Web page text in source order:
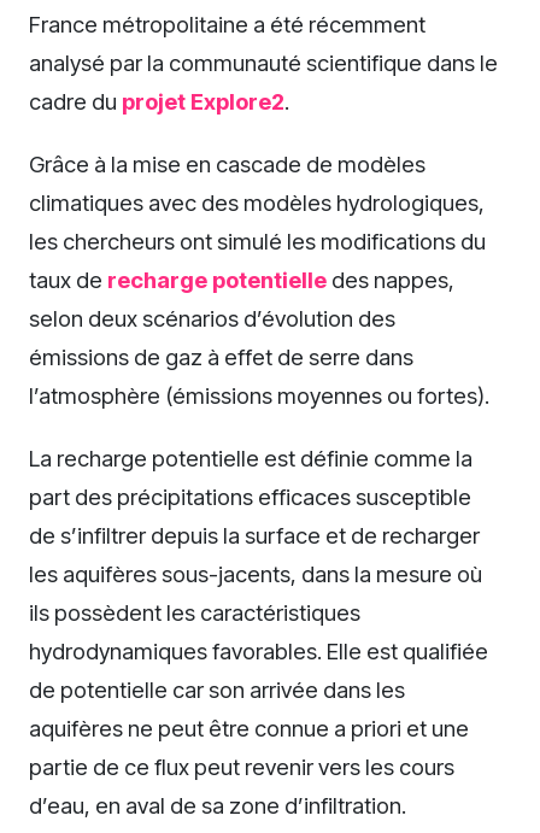
France métropolitaine a été récemment
analysé par la communauté scientifique dans le
cadre du projet Explore2.
Grâce à la mise en cascade de modèles
climatiques avec des modèles hydrologiques,
les chercheurs ont simulé les modifications du
taux de recharge potentielle des nappes,
selon deux scénarios d’évolution des
émissions de gaz à effet de serre dans
l’atmosphère (émissions moyennes ou fortes).
La recharge potentielle est définie comme la
part des précipitations efficaces susceptible
de s’infiltrer depuis la surface et de recharger
les aquifères sous-jacents, dans la mesure où
ils possèdent les caractéristiques
hydrodynamiques favorables. Elle est qualifiée
de potentielle car son arrivée dans les
aquifères ne peut être connue a priori et une
partie de ce flux peut revenir vers les cours
d’eau, en aval de sa zone d’infiltration.